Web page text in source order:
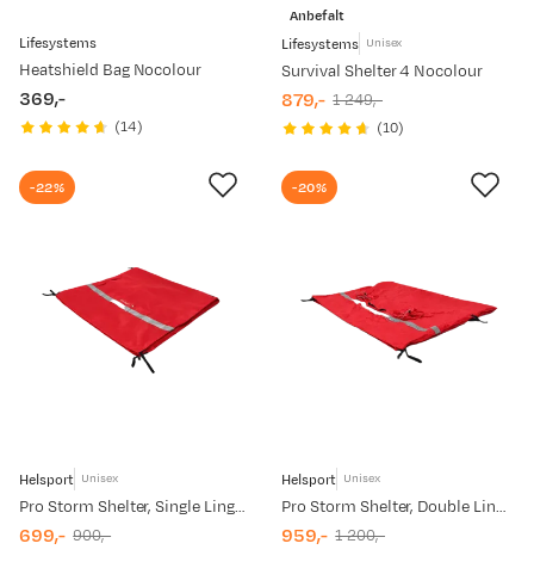
Lifesystems
Heatshield Bag Nocolour
price
369,-
(14)
Anbefalt
Lifesystems Unisex
Survival Shelter 4 Nocolour
discounted
price
879,-
original
price
1 249,-
(10)
Helsport Unisex
Pro Storm Shelter, Single Lingonberry Red
-22%
discounted
699,-
original900,-
Helsport Unisex
Pro Storm Shelter, Double Lingonberry Red
-20%
discounted
959,-
original1 200,-